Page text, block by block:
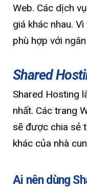
Web. Các dịch
giá khác nhau.
phù hợp với
Shared
Shared Hosting
nhất. Các trang
sẽ được chia sẻ
khác của nhà
Ai nên dùng